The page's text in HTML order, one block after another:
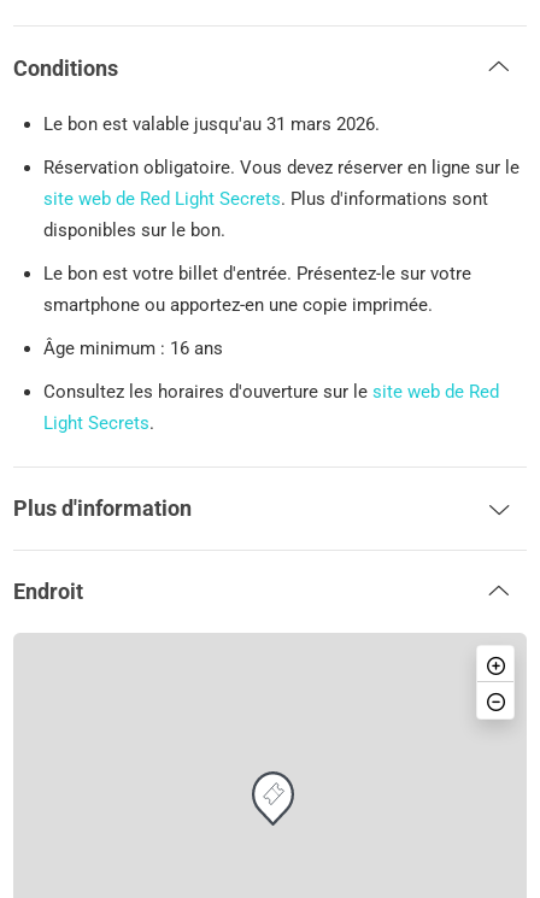
Conditions
Le bon est valable jusqu'au 31 mars 2026.
Réservation obligatoire. Vous devez réserver en ligne sur le
site web de Red Light Secrets. Plus d'informations sont
disponibles sur le bon.
Le bon est votre billet d'entrée. Présentez-le sur votre
smartphone ou apportez-en une copie imprimée.
Âge minimum : 16 ans
Consultez les horaires d'ouverture sur lesite web de Red
Light Secrets.
Plus d'information
Endroit